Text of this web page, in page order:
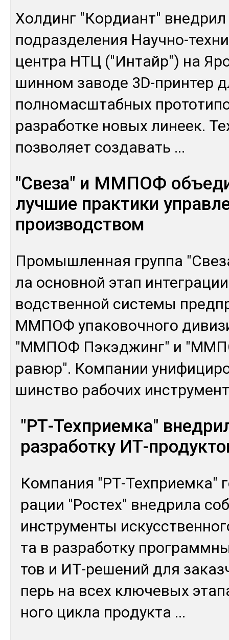
Хол­динг "Кор­диант" внед­рил
под­раз­де­ления Науч­но-
цен­тра НТЦ ("Ин­тайр") на
шин­ном за­воде 3D-прин­тер
пол­но­мас­штаб­ных
раз­ра­бот­ке но­вых ли­неек.
поз­во­ляет соз­да­вать ...
"Свеза" и ММПОФ
лучшие практики
производством
Про­мыш­лен­ная груп­па
ла ос­нов­ной этап
водс­твен­ной сис­те­мы
ММПОФ упа­ковоч­но­го
"ММПОФ Пэ­кэд­жинг" и
ра­вюр". Ком­па­нии
шинс­тво ра­бочих
"РТ-Техприемка"
разработку ИТ-
Ком­па­ния "РТ-Тех­прием­ка"
рации "Рос­тех" внед­ри­ла
инс­тру­мен­ты
та в раз­ра­бот­ку
тов и ИТ-ре­шений для
перь на всех клю­чевых
но­го цик­ла про­дук­та ...